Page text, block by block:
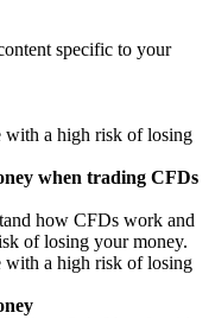
specific to your
with a high risk of losing
when trading CFDs
how CFDs work and
of losing your money.
with a high risk of losing